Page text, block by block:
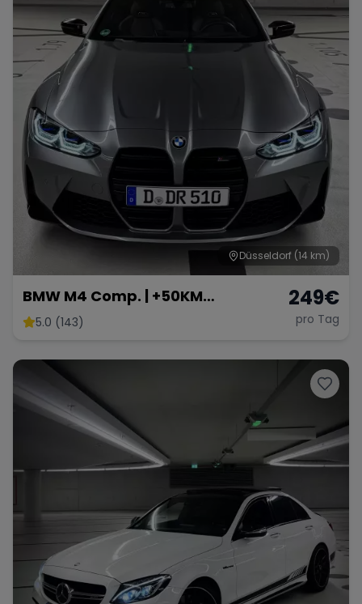
Düsseldorf (14 km)
BMW M4 Comp. | +50KM
NEUKUNDEN BONUS
5.0 (143)
249€
pro Tag